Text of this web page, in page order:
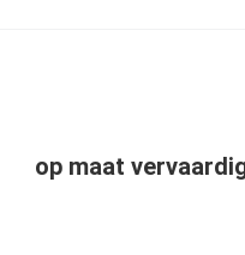
op maat